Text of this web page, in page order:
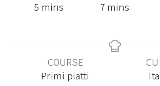
5 mins
7 mins
COURSE
Primi piatti